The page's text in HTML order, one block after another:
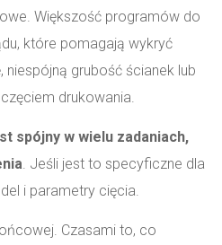
Większość programów do
które pomagają wykryć
niespójną grubość ścianek lub
drukowania.
spójny w wielu zadaniach,
. Jeśli jest to specyficzne dla
i parametry cięcia.
Czasami to, co